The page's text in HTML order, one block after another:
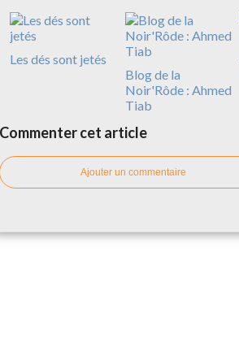
Les dés sont jetés
Blog de la
Noir'Rôde : Ahmed
Tiab
Commenter cet article
Ajouter un commentaire